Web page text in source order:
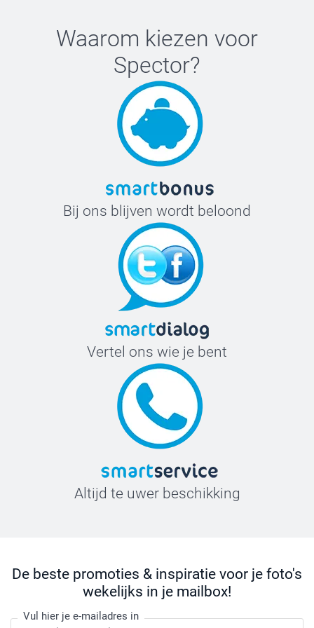
Waarom kiezen voor
Spector?
Bij ons blijven wordt beloond
Vertel ons wie je bent
Altijd te uwer beschikking
De beste promoties & inspiratie voor je foto's
wekelijks in je mailbox!
Vul hier je e-mailadres in